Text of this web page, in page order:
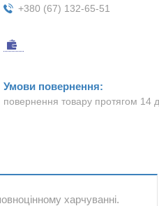
+380 (67) 132-65-51
повернення товару протягом 14
харчуванні.